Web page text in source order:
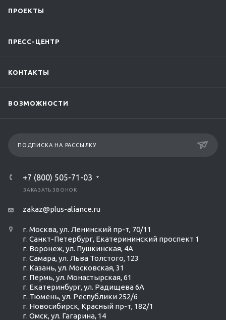
ПРОЕКТЫ
ПРЕСС-ЦЕНТР
КОНТАКТЫ
ВОЗМОЖНОСТИ
ПОДПИСКА НА РАССЫЛКУ
+7 (800) 505-71-03
ЗАКАЗАТЬ ЗВОНОК
zakaz@plus-aliance.ru
г. Москва, ул. Ленинский пр-т, 70/11
г. Санкт-Петербург, Екатерининский проспект 1
г. Воронеж, ул. Пушкинская, 4А
г. Самара, ул. Льва Толстого, 123
г. Казань, ул. Московская, 31
г. Пермь, ул. Монастырская, 61
г. Екатеринбург, ул. Радищева 6А
г. Тюмень, ул. Республики 252/6
г. Новосибирск, Красный пр-т, 182/1
г. Омск, ул. ​Гагарина, 14